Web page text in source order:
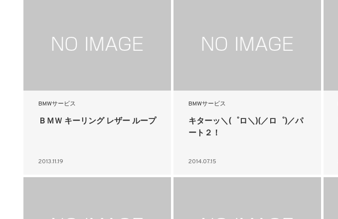
BMWサービス
ＢＭＷ キーリング レザー ループ
2013.11.19
BMWサービス
キターッ＼(゜ロ＼)(／ロ゜)／パ
ート２！
2014.07.15